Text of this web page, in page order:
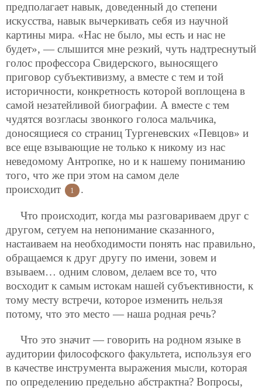
предполагает навык, доведенный до степени
искусства, навык вычеркивать себя из научной
картины мира. «Нас не было, мы есть и нас не
будет», — слышится мне резкий, чуть надтреснутый
голос профессора Свидерского, выносящего
приговор субъективизму, а вместе с тем и той
историчности, конкретность которой воплощена в
самой незатейливой биографии. А вместе с тем
чудятся возгласы звонкого голоса мальчика,
доносящиеся со страниц Тургеневских «Певцов» и
все еще взывающие не только к никому из нас
неведомому Антропке, но и к нашему пониманию
того, что же при этом на самом деле
происходит
1 .
Что происходит, когда мы разговариваем друг с
другом, сетуем на непонимание сказанного,
настаиваем на необходимости понять нас правильно,
обращаемся к друг другу по имени, зовем и
взываем… одним словом, делаем все то, что
восходит к самым истокам нашей субъективности, к
тому месту встречи, которое изменить нельзя
потому, что это место — наша родная речь?
Что это значит — говорить на родном языке в
аудитории философского факультета, используя его
в качестве инструмента выражения мысли, которая
по определению предельно абстрактна? Вопросы,